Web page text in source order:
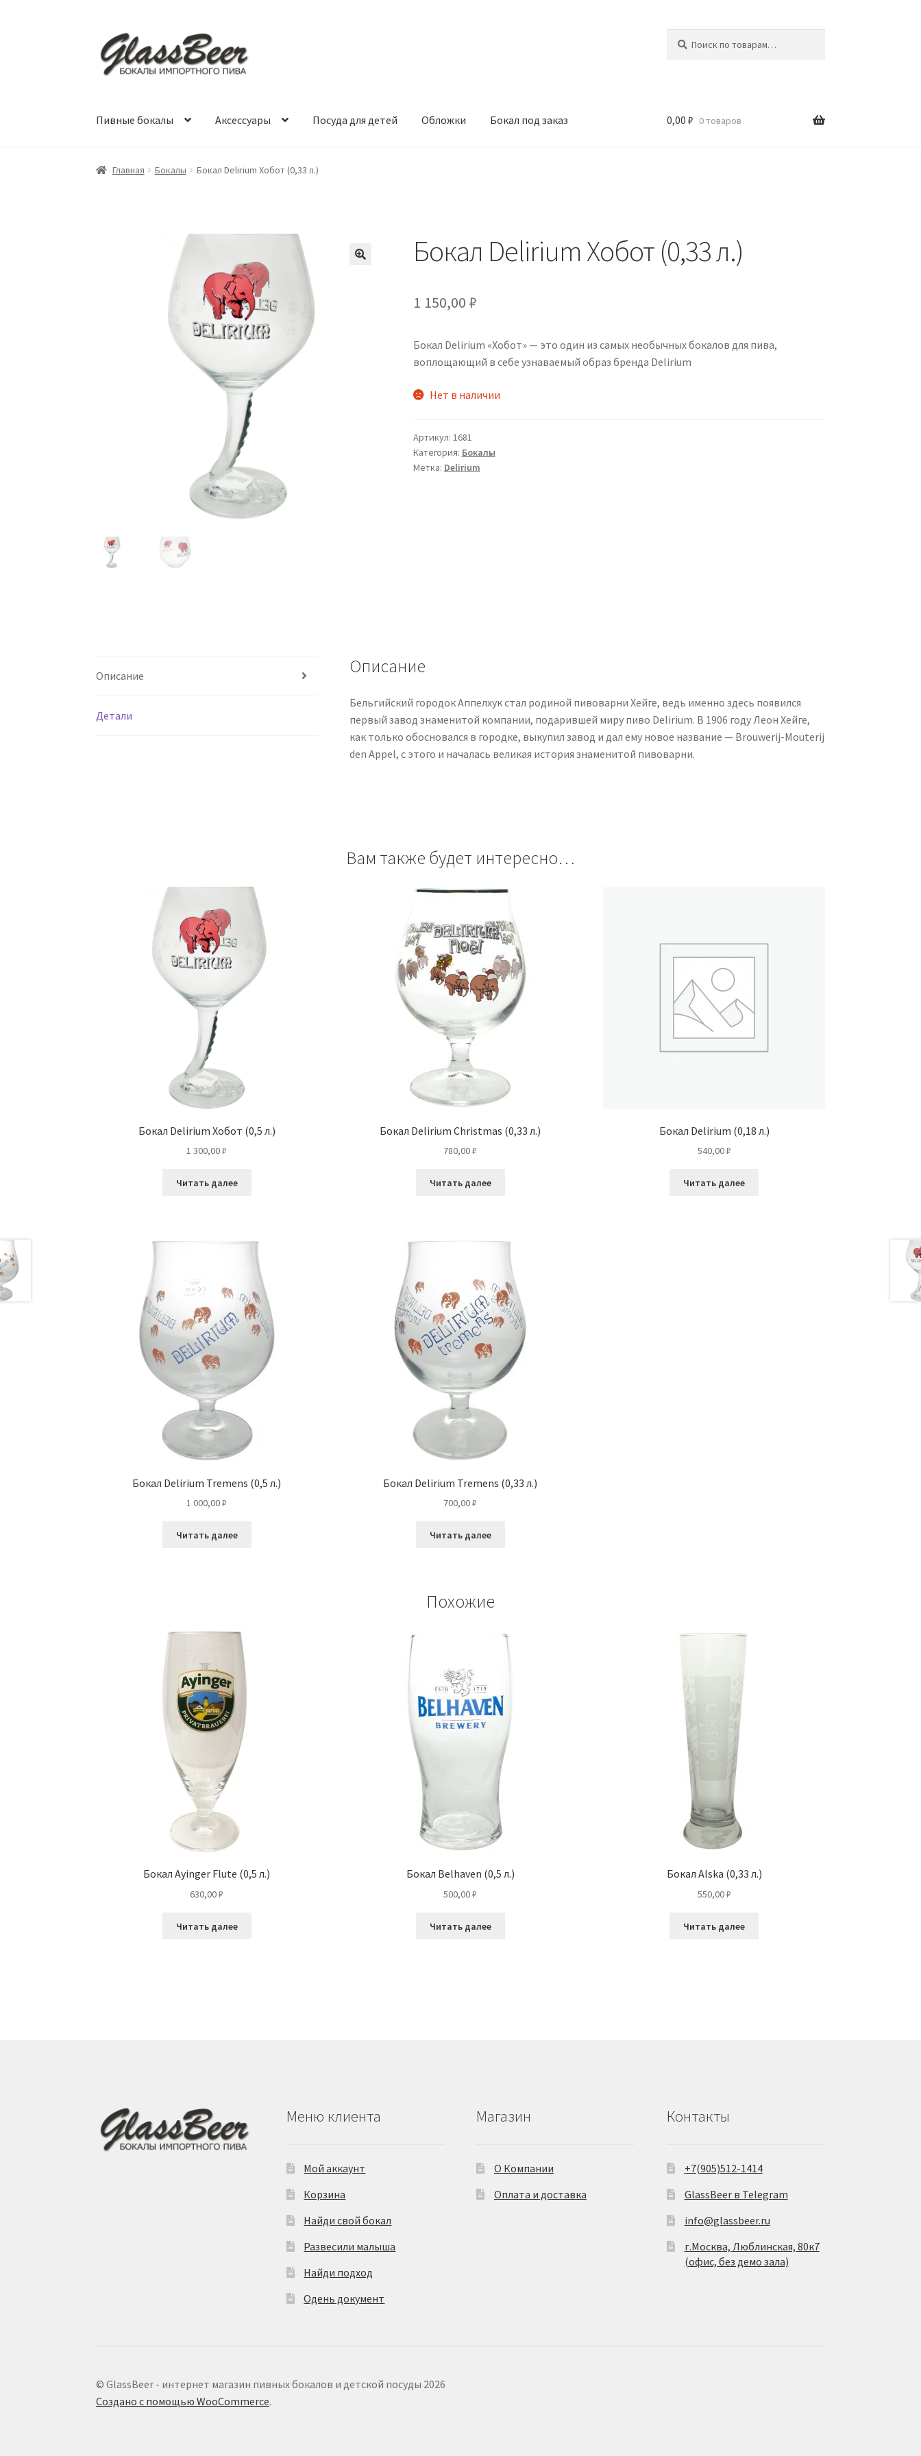
Перейти
к
навигации
Перейти
к
содержимому
Пивные бокалы Аксессуары Посуда для детей Обложки Бокал под заказ 0,00 ₽ 0 товаров
Главная Бокалы Бокал Delirium Хобот (0,33 л.)
Бокал Delirium Хобот (0,33 л.)
1 150,00 ₽
Бокал Delirium «Хобот» — это один из самых необычных бокалов для пива,
воплощающий в себе узнаваемый образ бренда Delirium
Нет в наличии
Артикул: 1681
Категория: Бокалы
Метка: Delirium
Описание
Детали
Описание
Бельгийский городок Аппелхук стал родиной пивоварни Хейге, ведь именно здесь появился
первый завод знаменитой компании, подарившей миру пиво Delirium. В 1906 году Леон Хейге,
как только обосновался в городке, выкупил завод и дал ему новое название — Brouwerij-Mouterij
den Appel, с этого и началась великая история знаменитой пивоварни.
Вам также будет интересно…
Бокал Delirium Хобот (0,5 л.)
1 300,00₽
Читать далее
Бокал Delirium Christmas (0,33 л.)
780,00₽
Читать далее
Бокал Delirium (0,18 л.)
540,00₽
Читать далее
Бокал Delirium Tremens (0,5 л.)
1 000,00₽
Читать далее
Бокал Delirium Tremens (0,33 л.)
700,00₽
Читать далее
Похожие
Бокал Ayinger Flute (0,5 л.)
630,00₽
Читать далее
Бокал Belhaven (0,5 л.)
500,00₽
Читать далее
Бокал Alska (0,33 л.)
550,00₽
Читать далее
Меню клиента
Мой аккаунт
Корзина
Найди свой бокал
Развесили малыша
Найди подход
Одень документ
Магазин
О Компании
Оплата и доставка
Контакты
+7(905)512-1414
GlassBeer в Telegram
info@glassbeer.ru
г.Москва, Люблинская, 80к7
(офис, без демо зала)
© GlassBeer - интернет магазин пивных бокалов и детской посуды 2026
Создано с помощью WooCommerce.